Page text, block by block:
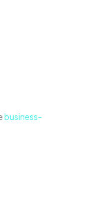
business-